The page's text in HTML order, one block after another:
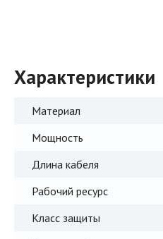
Характеристики
Материал
Мощность
Длина кабеля
Рабочий ресурс
Класс защиты